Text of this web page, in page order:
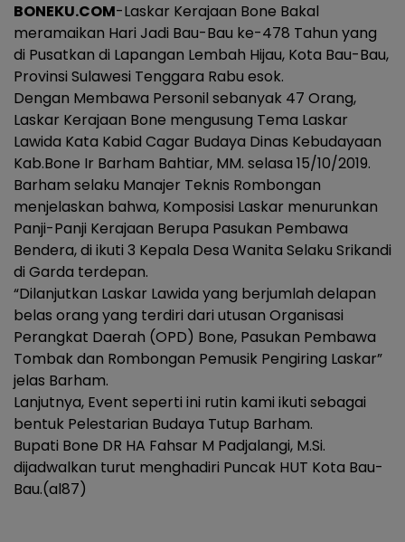
BONEKU.COM-Laskar Kerajaan Bone Bakal
meramaikan Hari Jadi Bau-Bau ke-478 Tahun yang
di Pusatkan di Lapangan Lembah Hijau, Kota Bau-Bau,
Provinsi Sulawesi Tenggara Rabu esok.
Dengan Membawa Personil sebanyak 47 Orang,
Laskar Kerajaan Bone mengusung Tema Laskar
Lawida Kata Kabid Cagar Budaya Dinas Kebudayaan
Kab.Bone Ir Barham Bahtiar, MM. selasa 15/10/2019.
Barham selaku Manajer Teknis Rombongan
menjelaskan bahwa, Komposisi Laskar menurunkan
Panji-Panji Kerajaan Berupa Pasukan Pembawa
Bendera, di ikuti 3 Kepala Desa Wanita Selaku Srikandi
di Garda terdepan.
“Dilanjutkan Laskar Lawida yang berjumlah delapan
belas orang yang terdiri dari utusan Organisasi
Perangkat Daerah (OPD) Bone, Pasukan Pembawa
Tombak dan Rombongan Pemusik Pengiring Laskar”
jelas Barham.
Lanjutnya, Event seperti ini rutin kami ikuti sebagai
bentuk Pelestarian Budaya Tutup Barham.
Bupati Bone DR HA Fahsar M Padjalangi, M.Si.
dijadwalkan turut menghadiri Puncak HUT Kota Bau-
Bau.(al87)